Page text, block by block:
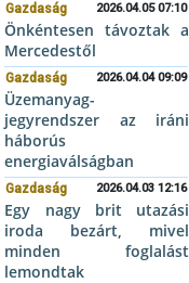
Gazdaság 2026.04.05 07:10
Önkéntesen távoztak a
Mercedestől
Gazdaság 2026.04.04 09:09
Üzemanyag-
jegyrendszer az iráni
háborús
energiaválságban
Gazdaság 2026.04.03 12:16
Egy nagy brit utazási
iroda bezárt, mivel
minden foglalást
lemondtak